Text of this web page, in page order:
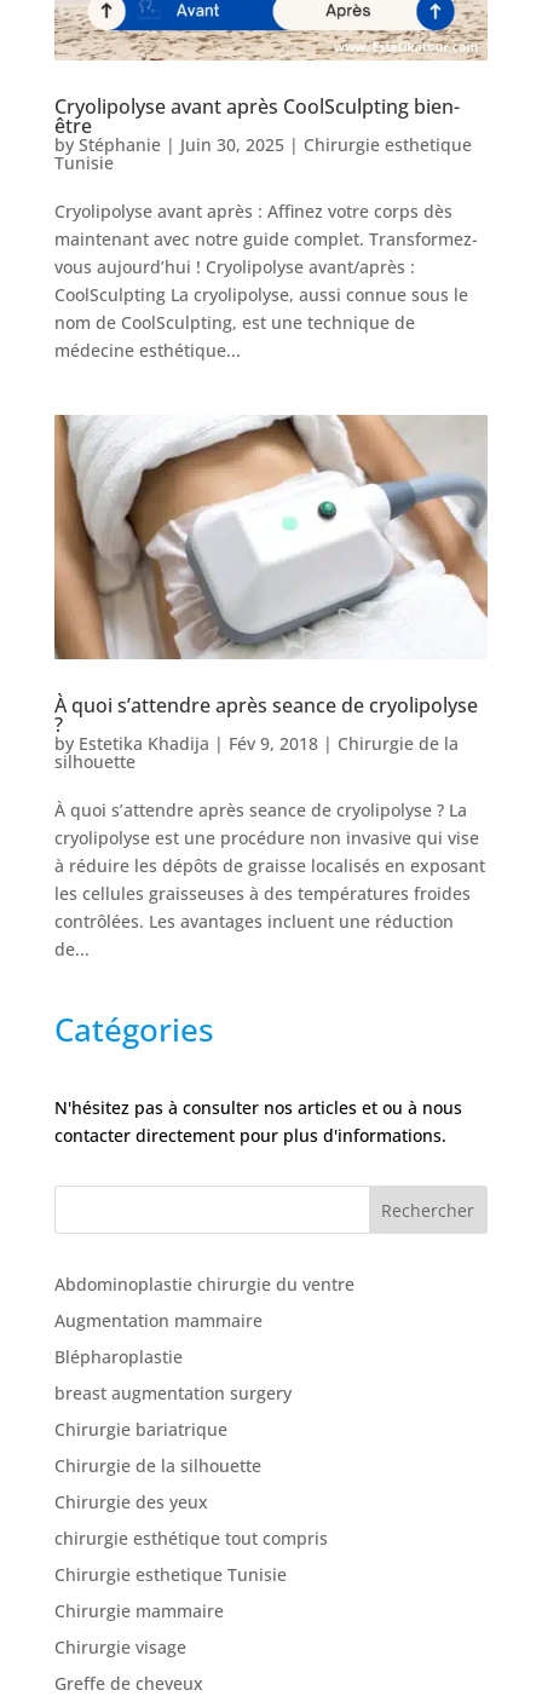
Tarifs
Obésité
Nos
FAQ
Services
Nos
cliniques
articles
Avant
Après
Devis
Gratuit
Cryolipolyse avant après CoolSculpting bien-
être
by Stéphanie| Juin 30, 2025| Chirurgie esthetique
Tunisie
Cryolipolyse avant après : Affinez votre corps dès
maintenant avec notre guide complet. Transformez-
vous aujourd’hui ! Cryolipolyse avant/après :
CoolSculpting La cryolipolyse, aussi connue sous le
nom de CoolSculpting, est une technique de
médecine esthétique...
À quoi s’attendre après seance de cryolipolyse
?
by Estetika Khadija | Fév 9, 2018| Chirurgie de la
silhouette
À quoi s’attendre après seance de cryolipolyse ? La
cryolipolyse est une procédure non invasive qui vise
à réduire les dépôts de graisse localisés en exposant
les cellules graisseuses à des températures froides
contrôlées. Les avantages incluent une réduction
de...
Catégories
N'hésitez pas à consulter nos articles et ou à nous
contacter directement pour plus d'informations.
Rechercher
Abdominoplastie chirurgie du ventre
Augmentation mammaire
Blépharoplastie
breast augmentation surgery
Chirurgie bariatrique
Chirurgie de la silhouette
Chirurgie des yeux
chirurgie esthétique tout compris
Chirurgie esthetique Tunisie
Chirurgie mammaire
Chirurgie visage
Greffe de cheveux